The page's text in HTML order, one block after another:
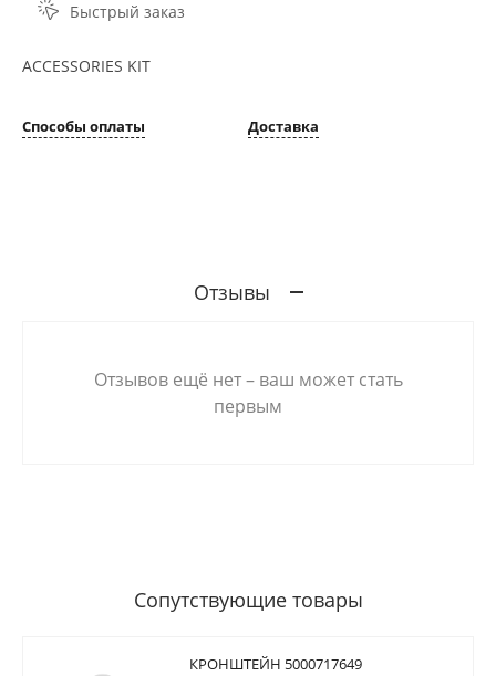
Быстрый заказ
ACCESSORIES KIT
Способы оплаты Доставка
Отзывы
Отзывов ещё нет – ваш может стать
первым
Сопутствующие товары
КРОНШТЕЙН 5000717649